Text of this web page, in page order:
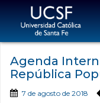
Agenda
República
7 de agosto de 2018